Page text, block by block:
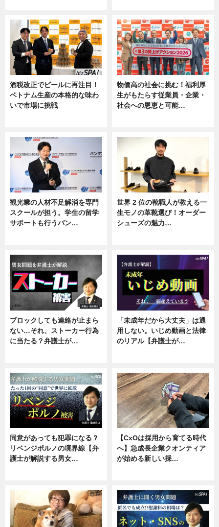
酒税改正でビールに再注目！
ベトナム生産の本格的な味わ
いで市場に挑戦
物価高の社会に挑む！福利厚
生がもたらす従業員・企業・
社会への恩恵と可能…
観光業の人材不足解消を専門
スクールが担う。学生の留学
サポートも行うバン…
世界 2 位の靴職人が教える一
生モノの革靴選び！オーダー
シューズの魅力…
ブロックしても連絡が止まら
ない…それ、ストーカー行為
に当たる？弁護士が…
「未成年だから大丈夫」は通
用しない。いじめ動画と法律
のリアル【弁護士が…
同意があっても犯罪になる？
リベンジポルノの境界線【弁
護士が解説する男女…
【CxOは採用から育てる時代
へ】急成長企業クオンティア
が始める新しい採…